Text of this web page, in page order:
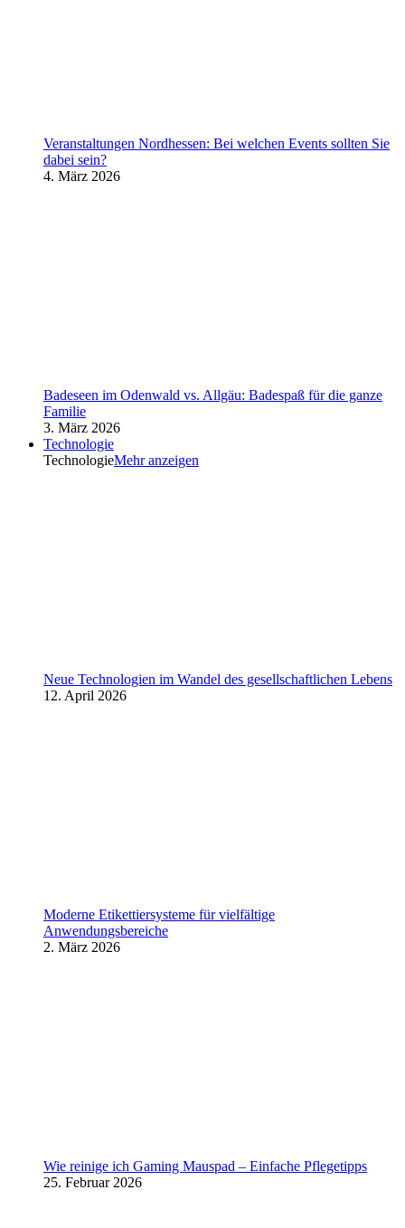
Veranstaltungen Nordhessen: Bei welchen Events sollten Sie
dabei sein?
4. März 2026
Badeseen im Odenwald vs. Allgäu: Badespaß für die ganze
Familie
3. März 2026
Technologie
TechnologieMehr anzeigen
Neue Technologien im Wandel des gesellschaftlichen Lebens
12. April 2026
Moderne Etikettiersysteme für vielfältige
Anwendungsbereiche
2. März 2026
Wie reinige ich Gaming Mauspad – Einfache Pflegetipps
25. Februar 2026